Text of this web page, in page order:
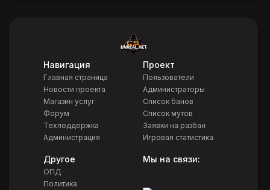
Навигация
Главная страница
Новости проекта
Магазин услуг
Форум
Техподдержка
Администрация
Проект
Пользователи
Администраторы
Список банов
Список мутов
Заявки на разбан
Игровая статистика
Другое
ОПД
Политика
Мы на связи: